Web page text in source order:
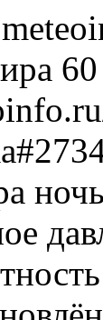
60